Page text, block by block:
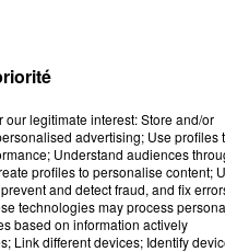
legitimate interest: Store and/or
advertising; Use profiles
Understand audiences
profiles to personalise content;
and detect fraud, and fix
technologies may process
based on information actively
Link different devices; Identify